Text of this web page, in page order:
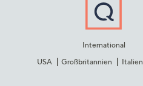
International
USA
Großbritannien Italien